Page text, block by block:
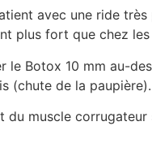
avec une ride
plus fort que chez les
le Botox 10 mm au-
(chute de la paupière).
muscle corrugateur